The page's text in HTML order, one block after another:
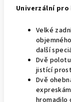
Univerzální
Velké
další
Dvě
jistící
Dvě
hromadilo